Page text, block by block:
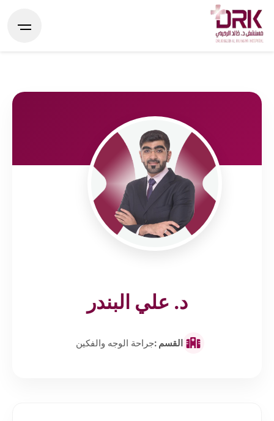
د. علي البندر
القسم :جراحة الوجه والفكين